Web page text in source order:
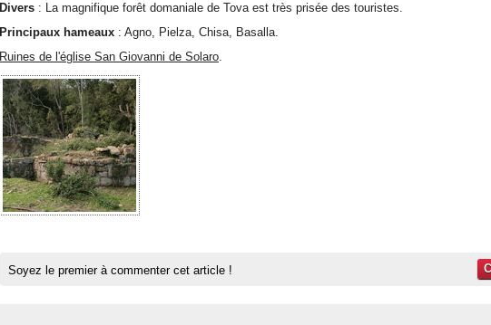
Divers : La magnifique forêt domaniale de Tova est très prisée des touristes.
Principaux hameaux : Agno, Pielza, Chisa, Basalla.
Ruines de l'église San Giovanni de Solaro.
Soyez le premier à commenter cet article !